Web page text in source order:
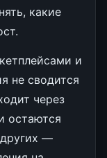
какие
и
не сводится
через
остаются
—